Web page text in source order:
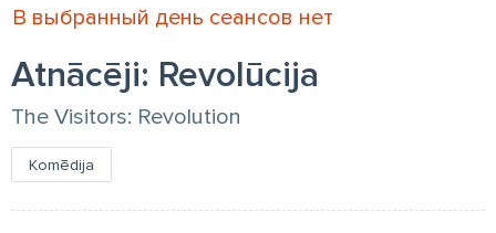
В выбранный день сеансов нет
Atnācēji: Revolūcija
The Visitors: Revolution
Komēdija